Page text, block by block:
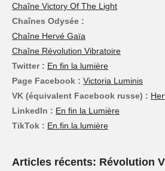
Chaîne Victory Of The Light
Chaînes Odysée :
Chaîne Hervé Gaïa
Chaîne Révolution Vibratoire
Twitter : En fin la lumière
Page Facebook : Victoria Luminis
VK (équivalent Facebook russe) :
LinkedIn : En fin la Lumière
TikTok : En.fin.la.lumière
Articles récents: Révolution